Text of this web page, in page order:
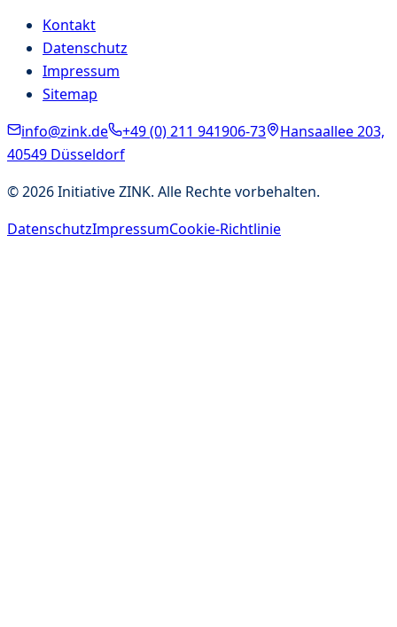
Kontakt
Datenschutz
Impressum
Sitemap
info@zink.de
+49 (0) 211 941906-73
Hansaallee 203,
40549 Düsseldorf
©2026Initiative ZINK. Alle Rechte vorbehalten.
DatenschutzImpressumCookie-Richtlinie